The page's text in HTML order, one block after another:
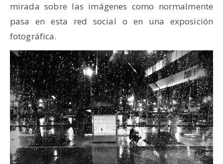
mirada sobre las imágenes como normalmente
pasa en esta red social o en una exposición
fotográfica.